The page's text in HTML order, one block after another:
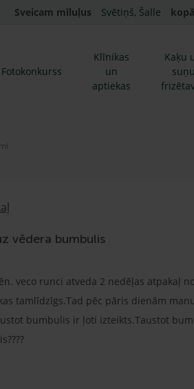
Sveicam mīluļus Svētiņš, Šalle
Fotokonkurss
Klīnikas
un
aptiekas
Kaķu
suņu
vēdera bumbulis
veco runci atveda 2 nedēļas atpakaļ
tamlīdzīgs.Tad pēc pāris dienām
bumbulis ir ļoti izteikts.Taustot